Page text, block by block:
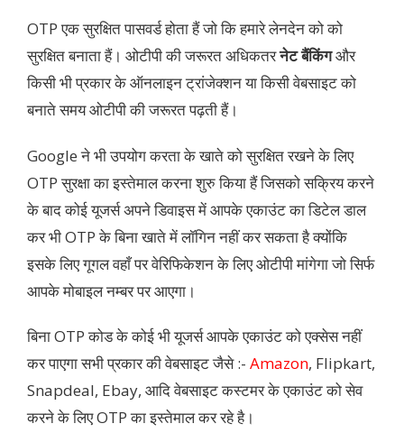
OTP एक सुरक्षित पासवर्ड होता हैं जो कि हमारे लेनदेन को को
सुरक्षित बनाता हैं। ओटीपी की जरूरत अधिकतरनेट बैंकिंगऔर
किसी भी प्रकार के ऑनलाइन ट्रांजेक्शन या किसी वेबसाइट को
बनाते समय ओटीपी की जरूरत पढ़ती हैं।
Google ने भी उपयोग करता के खाते को सुरक्षित रखने के लिए
OTP सुरक्षा का इस्तेमाल करना शुरु किया हैं जिसको सक्रिय करने
के बाद कोई यूजर्स अपने डिवाइस में आपके एकाउंट का डिटेल डाल
कर भी OTP के बिना खाते में लॉगिन नहीं कर सकता है क्योंकि
इसके लिए गूगल वहाँ पर वेरिफिकेशन के लिए ओटीपी मांगेगा जो सिर्फ
आपके मोबाइल नम्बर पर आएगा।
बिना OTP कोड के कोई भी यूजर्स आपके एकाउंट को एक्सेस नहीं
कर पाएगा सभी प्रकार की वेबसाइट जैसे :- Amazon, Flipkart,
Snapdeal, Ebay, आदि वेबसाइट कस्टमर के एकाउंट को सेव
करने के लिए OTP का इस्तेमाल कर रहे है।